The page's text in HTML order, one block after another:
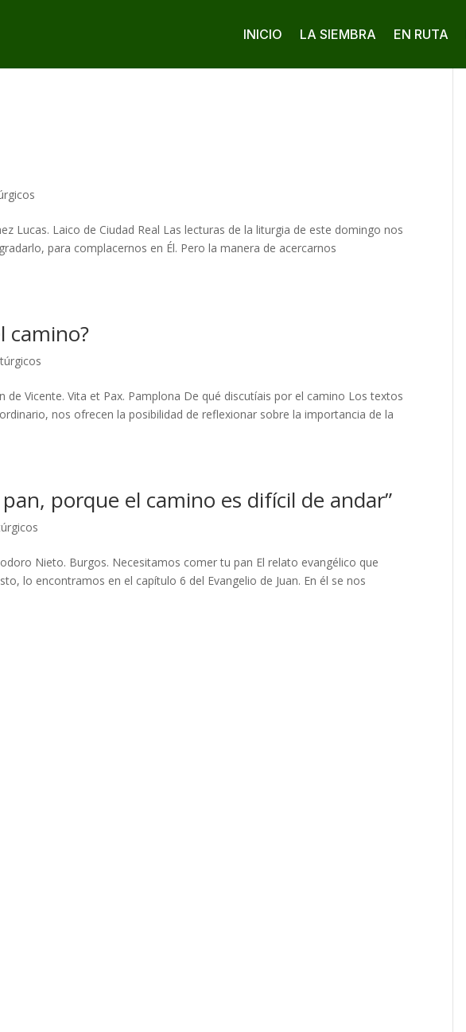
INICIO LA SIEMBRA EN RUTA
Lucas. Laico de Ciudad Real Las lecturas de la liturgia de este domingo nos
para complacernos en Él. Pero la manera de acercarnos
camino?
de Vicente. Vita et Pax. Pamplona De qué discutíais por el camino Los textos
nos ofrecen la posibilidad de reflexionar sobre la importancia de la
porque el camino es difícil de andar”
Nieto. Burgos. Necesitamos comer tu pan El relato evangélico que
lo encontramos en el capítulo 6 del Evangelio de Juan. En él se nos